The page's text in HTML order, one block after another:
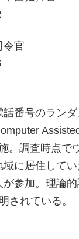
総司令官
番号のランダ
。調査時点で
に居住して
が参加。理論
されている。